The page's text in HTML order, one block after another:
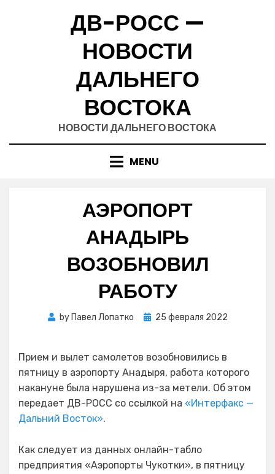
ДВ-РОСС —
НОВОСТИ
ДАЛЬНЕГО
ВОСТОКА
НОВОСТИ ДАЛЬНЕГО ВОСТОКА
MENU
АЭРОПОРТ
АНАДЫРЬ
ВОЗОБНОВИЛ
РАБОТУ
by Павел Лопатко
Posted
25 февраля 2022
Прием и вылет самолетов возобновились в
пятницу в аэропорту Анадыря, работа которого
накануне была нарушена из-за метели. Об этом
передает ДВ-РОСС со ссылкой на «Интерфакс —
Дальний Восток».
Как следует из данных онлайн-табло
предприятия «Аэропорты Чукотки», в пятницу